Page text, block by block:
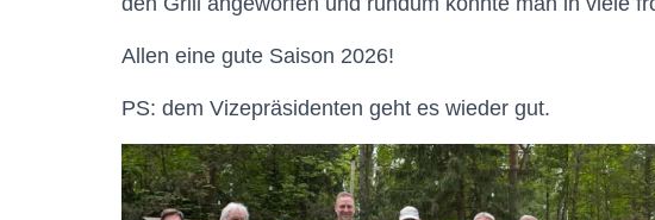
Allen eine gute Saison 2026!
PS: dem Vizepräsidenten geht es wieder gut.